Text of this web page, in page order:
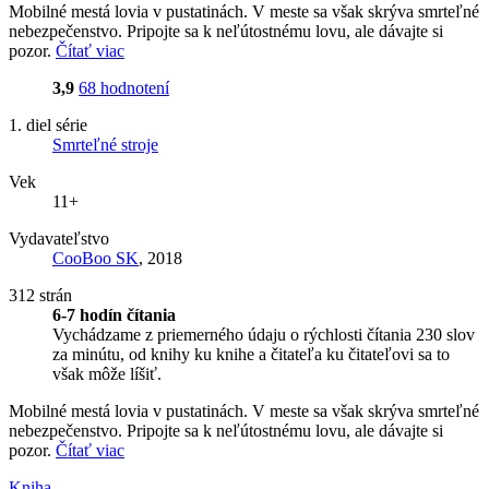
Mobilné mestá lovia v pustatinách. V meste sa však skrýva smrteľné
nebezpečenstvo. Pripojte sa k neľútostnému lovu, ale dávajte si
pozor. Čítať viac
3,9 68 hodnotení
1. diel série
Smrteľné stroje
Vek
11+
Vydavateľstvo
CooBoo SK, 2018
312 strán
6-7 hodín čítania
Vychádzame z priemerného údaju o rýchlosti čítania 230 slov
za minútu, od knihy ku knihe a čitateľa ku čitateľovi sa to
však môže líšiť.
Mobilné mestá lovia v pustatinách. V meste sa však skrýva smrteľné
nebezpečenstvo. Pripojte sa k neľútostnému lovu, ale dávajte si
pozor. Čítať viac